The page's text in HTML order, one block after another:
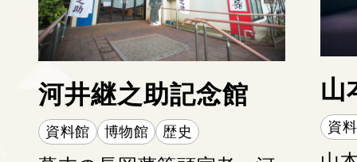
河井継之助記念館
資料館 博物館 歴史
山
資